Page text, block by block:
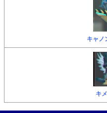
キャノ
キ